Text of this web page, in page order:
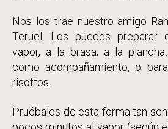
Nos los trae nuestro amigo
Teruel. Los puedes preparar
vapor, a la brasa, a la
como acompañamiento, o
risottos.
Pruébalos de esta forma tan